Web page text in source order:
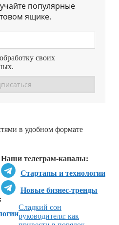
популярные
ящике.
своих
в удобном формате
Наши телеграм-каналы:
Стартапы и технологии
Новые бизнес-тренды
Сладкий сон
руководителя: как